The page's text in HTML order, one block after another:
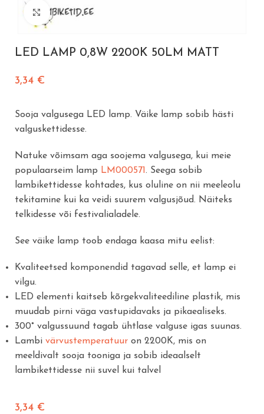
Vajuta suurendamiseks
LED LAMP 0,8W 2200K 50LM MATT
3,34 €
Sooja valgusega LED lamp. Väike lamp sobib hästi
valguskettidesse.
Natuke võimsam aga soojema valgusega, kui meie
populaarseim lamp LM000571. Seega sobib
lambikettidesse kohtades, kus oluline on nii meeleolu
tekitamine kui ka veidi suurem valgusjõud. Näiteks
telkidesse või festivalialadele.
See väike lamp toob endaga kaasa mitu eelist:
Kvaliteetsed komponendid tagavad selle, et lamp ei
vilgu.
LED elementi kaitseb kõrgekvaliteediline plastik, mis
muudab pirni väga vastupidavaks ja pikaealiseks.
300° valgussuund tagab ühtlase valguse igas suunas.
Lambi värvustemperatuur on 2200K, mis on
meeldivalt sooja tooniga ja sobib ideaalselt
lambikettidesse nii suvel kui talvel
3,34 €